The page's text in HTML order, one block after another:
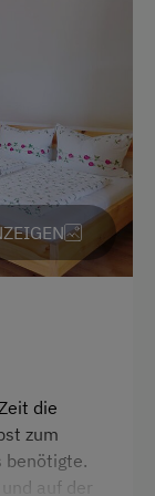
die
zum
benötigte.
auf der